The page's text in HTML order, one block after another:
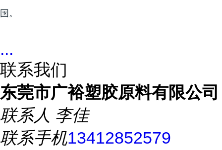
国。
...
联系我们
东莞市广裕塑胶原料有限公司
联系人 李佳
联系手机13412852579